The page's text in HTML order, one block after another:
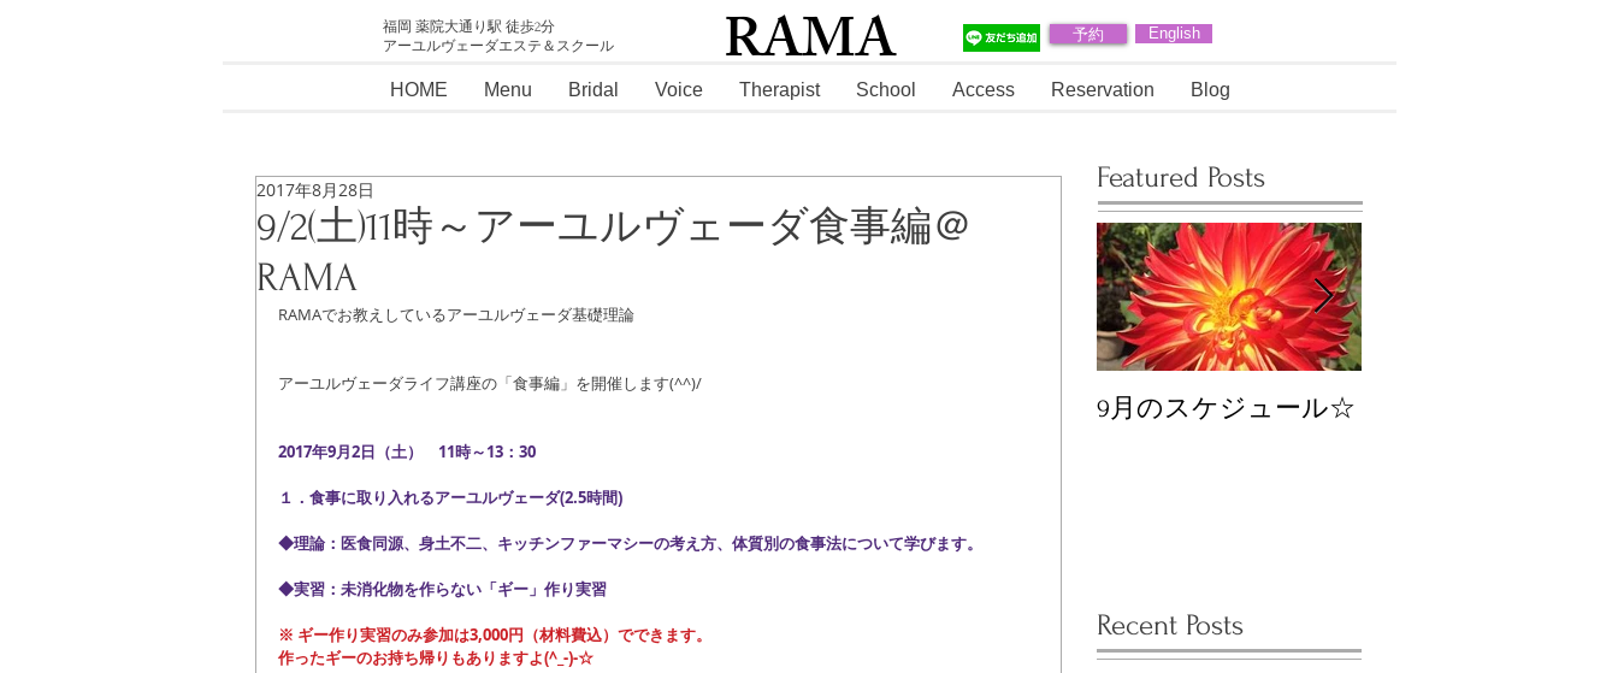
福岡 薬院大通り駅 徒歩2分
アーユルヴェーダエステ＆スクール
RAMA 予約 English
HOME Menu Bridal Voice Therapist School Access Reservation Blog
9/2(土)11時～アーユルヴェーダ食事編＠
RAMA
2017年8月28日
RAMAでお教えしているアーユルヴェーダ基礎理論
アーユルヴェーダライフ講座の「食事編」を開催します(^^)/
2017年9月2日（土）　11時～13：30
１．食事に取り入れるアーユルヴェーダ(2.5時間)
◆理論：医食同源、身土不二、キッチンファーマシーの考え方、体質別の食事法について学びます。
◆実習：未消化物を作らない「ギー」作り実習
※ ギー作り実習のみ参加は3,000円（材料費込）でできます。
作ったギーのお持ち帰りもありますよ(^_-)-☆
Featured Posts
9月のスケジュール☆
Recent Posts